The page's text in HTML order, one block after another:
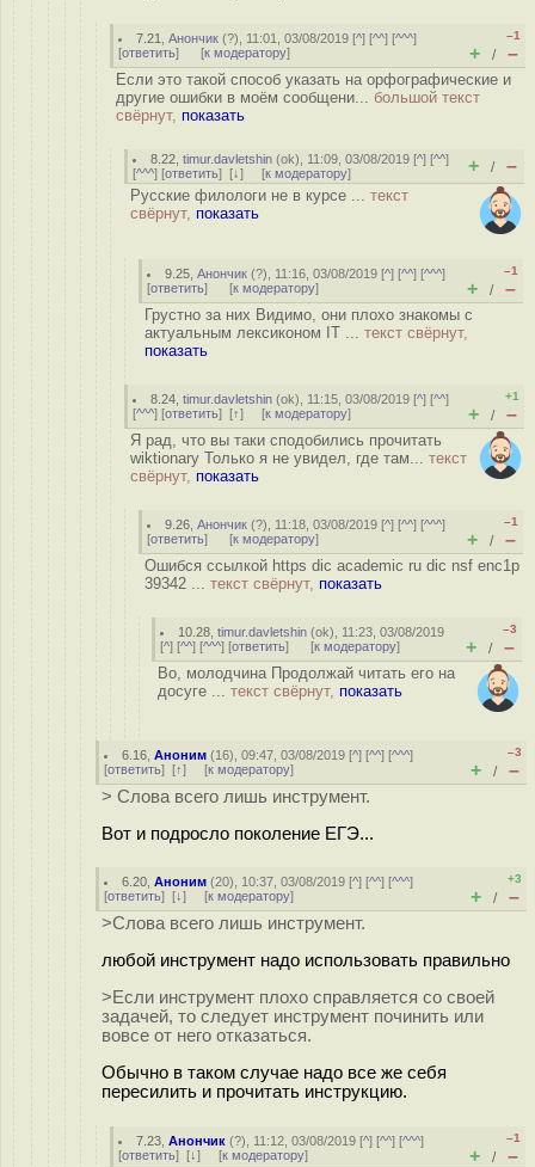
7.21 ,Анончик (?), 11:01, 03/08/2019 [^] [^^] [^^^]
[ответить] [к модератору]
–1
+ / –
Если это такой способ указать на орфографические и
другие ошибки в моём сообщени... большой текст
свёрнут, показать
8.22 ,timur.davletshin (ok), 11:09, 03/08/2019 [^] [^^]
[^^^] [ответить] [↓] [к модератору] + / –
Русские филологи не в курсе ... текст
свёрнут, показать
9.25 ,Анончик (?), 11:16, 03/08/2019 [^] [^^] [^^^]
[ответить] [к модератору]
–1
+ / –
Грустно за них Видимо, они плохо знакомы с
актуальным лексиконом IT ... текст свёрнут,
показать
8.24 ,timur.davletshin (ok), 11:15, 03/08/2019 [^] [^^]
[^^^] [ответить] [↑] [к модератору]
+1
+ / –
Я рад, что вы таки сподобились прочитать
wiktionary Только я не увидел, где там... текст
свёрнут, показать
9.26 ,Анончик (?), 11:18, 03/08/2019 [^] [^^] [^^^]
[ответить] [к модератору]
–1
+ / –
Ошибся ссылкой https dic academic ru dic nsf enc1p
39342 ... текст свёрнут, показать
10.28 ,timur.davletshin (ok), 11:23, 03/08/2019
[^] [^^] [^^^] [ответить] [к модератору]
–3
+ / –
Во, молодчина Продолжай читать его на
досуге ... текст свёрнут, показать
6.16 ,Аноним (16), 09:47, 03/08/2019 [^] [^^] [^^^]
[ответить] [↑] [к модератору]
–3
+ / –
> Слова всего лишь инструмент.
Вот и подросло поколение ЕГЭ...
6.20 ,Аноним (20), 10:37, 03/08/2019 [^] [^^] [^^^]
[ответить] [↓] [к модератору]
+3
+ / –
>Слова всего лишь инструмент.
любой инструмент надо использовать правильно
>Если инструмент плохо справляется со своей
задачей, то следует инструмент починить или
вовсе от него отказаться.
Обычно в таком случае надо все же себя
пересилить и прочитать инструкцию.
7.23 ,Анончик (?), 11:12, 03/08/2019 [^] [^^] [^^^]
[ответить] [↓] [к модератору]
–1
+ / –